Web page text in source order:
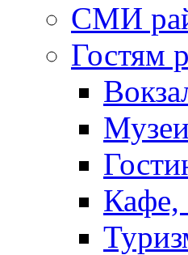
СМИ
Гостям
Музеи
Кафе,